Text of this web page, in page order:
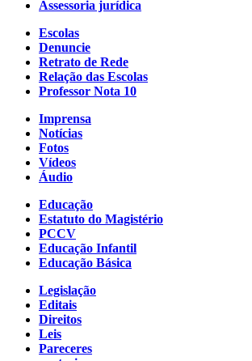
Assessoria jurídica
Escolas
Denuncie
Retrato de Rede
Relação das Escolas
Professor Nota 10
Imprensa
Notícias
Fotos
Vídeos
Áudio
Educação
Estatuto do Magistério
PCCV
Educação Infantil
Educação Básica
Legislação
Editais
Direitos
Leis
Pareceres